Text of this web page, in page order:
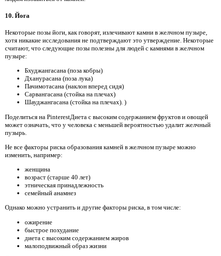
10. Йога
Некоторые позы йоги, как говорят, излечивают камни в желчном пузыре,
хотя никакие исследования не подтверждают это утверждение. Некоторые
считают, что следующие позы полезны для людей с камнями в желчном
пузыре:
Бхуджангасана (поза кобры)
Дханурасана (поза лука)
Пачимотасана (наклон вперед сидя)
Сарвангасана (стойка на плечах)
Шауджангасана (стойка на плечах). )
Поделиться на PinterestДиета с высоким содержанием фруктов и овощей
может означать, что у человека с меньшей вероятностью удалит желчный
пузырь.
Не все факторы риска образования камней в желчном пузыре можно
изменить, например:
женщина
возраст (старше 40 лет)
этническая принадлежность
семейный анамнез
Однако можно устранить и другие факторы риска, в том числе:
ожирение
быстрое похудание
диета с высоким содержанием жиров
малоподвижный образ жизни